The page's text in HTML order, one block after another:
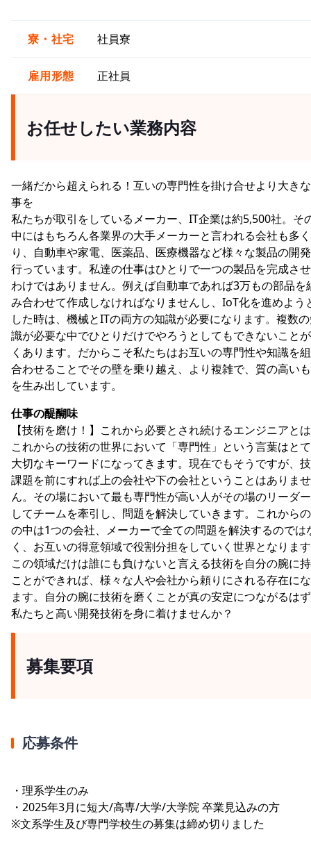
寮・社宅 社員寮
雇用形態 正社員
お任せしたい業務内容
一緒だから超えられる！互いの専門性を掛け合せより大き
事を
私たちが取引をしているメーカー、IT企業は約5,500社。そ
中にはもちろん各業界の大手メーカーと言われる会社も多
り、自動車や家電、医薬品、医療機器など様々な製品の開
行っています。私達の仕事はひとりで一つの製品を完成さ
わけではありません。例えば自動車であれば3万もの部品を
み合わせて作成しなければなりませんし、IoT化を進めよう
した時は、機械とITの両方の知識が必要になります。複数
識が必要な中でひとりだけでやろうとしてもできないこと
くあります。だからこそ私たちはお互いの専門性や知識を
合わせることでその壁を乗り越え、より複雑で、質の高い
を生み出しています。
仕事の醍醐味
【技術を磨け！】これから必要とされ続けるエンジニアと
これからの技術の世界において「専門性」という言葉はと
大切なキーワードになってきます。現在でもそうですが、
課題を前にすれば上の会社や下の会社ということはありませ
ん。その場において最も専門性が高い人がその場のリーダ
してチームを牽引し、問題を解決していきます。これから
の中は1つの会社、メーカーで全ての問題を解決するのでは
く、お互いの得意領域で役割分担をしていく世界となりま
この領域だけは誰にも負けないと言える技術を自分の腕に
ことができれば、様々な人や会社から頼りにされる存在に
ます。自分の腕に技術を磨くことが真の安定につながるは
私たちと高い開発技術を身に着けませんか？
募集要項
応募条件
・理系学生のみ
・2025年3月に短大/高専/大学/大学院 卒業見込みの方
※文系学生及び専門学校生の募集は締め切りました